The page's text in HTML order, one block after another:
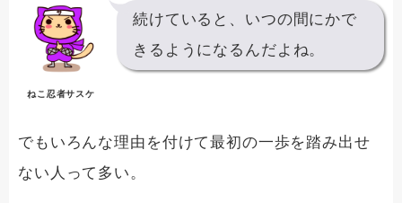
ねこ忍者サスケ
続けていると、いつの間にかで
きるようになるんだよね。
でもいろんな理由を付けて最初の一歩を踏み出せ
ない人って多い。